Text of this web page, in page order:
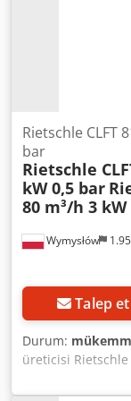
Besleme: 220/
Yalıtım sınıfı:
Djdezi Ha Hspfx
Vakumlu
Wymysłów
Rietschle CLFT
bar
Rietschle
kW 0,5 bar
80 m³/h 3
Talep
Durum:
üreticisi Rietschle
basınç
sıkıştırılmış